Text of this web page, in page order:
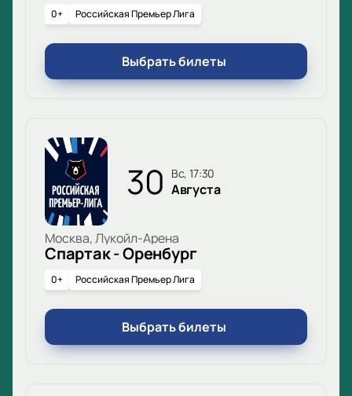
0+ Российская Премьер Лига
Выбрать билеты
30 вс, 17:30
Августа
Москва, Лукойл-Арена
Спартак - Оренбург
0+ Российская Премьер Лига
Выбрать билеты